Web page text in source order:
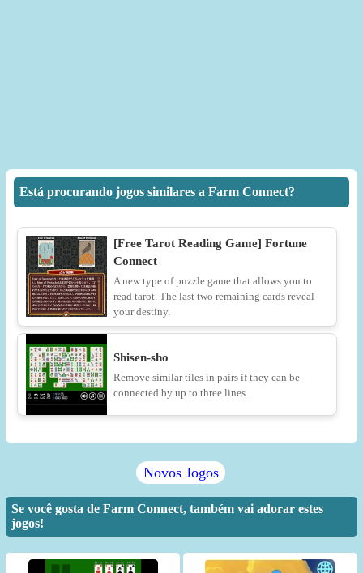
Está procurando jogos similares a Farm Connect?
[Free Tarot Reading Game] Fortune
Connect
A new type of puzzle game that allows you to
read tarot. The last two remaining cards reveal
your destiny.
Shisen-sho
Remove similar tiles in pairs if they can be
connected by up to three lines.
Novos Jogos
Se você gosta de Farm Connect, também vai adorar estes
jogos!